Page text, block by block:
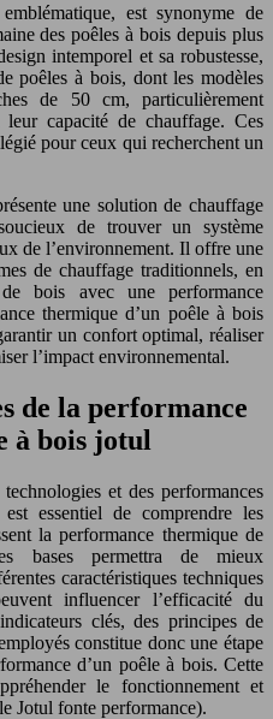
est synonyme de
des poêles à bois depuis plus
intemporel et sa robustesse,
poêles à bois, dont les modèles
de 50 cm, particulièrement
capacité de chauffage. Ces
pour ceux qui recherchent un
une solution de chauffage
de trouver un système
de l’environnement. Il offre une
de chauffage traditionnels, en
bois avec une performance
thermique d’un poêle à bois
un confort optimal, réaliser
l’impact environnemental.
de la performance
à bois jotul
et des performances
essentiel de comprendre les
la performance thermique de
bases permettra de mieux
caractéristiques techniques
influencer l’efficacité du
clés, des principes de
constitue donc une étape
d’un poêle à bois. Cette
le fonctionnement et
Jotul fonte performance).